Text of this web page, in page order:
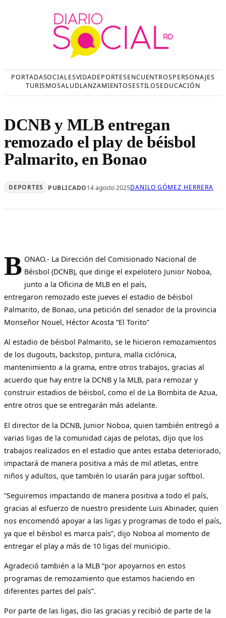
PORTADASOCIALESVIDADEPORTESENCUENTROSPERSONAJES
TURISMOSALUDLANZAMIENTOSESTILOSEDUCACIÓN
DCNB y MLB entregan
remozado el play de béisbol
Palmarito, en Bonao
DEPORTES PUBLICADO14 agosto 2025DANILO GÓMEZ HERRERA
B ONAO.- La Dirección del Comisionado Nacional de
Béisbol (DCNB), que dirige el expelotero Junior Noboa,
junto a la Oficina de MLB en el país,
entregaron remozado este jueves el estadio de béisbol
Palmarito, de Bonao, una petición del senador de la provincia
Monseñor Nouel, Héctor Acosta “El Torito”
Al estadio de béisbol Palmarito, se le hicieron remozamientos
de los dugouts, backstop, pintura, malla ciclónica,
mantenimiento a la grama, entre otros trabajos, gracias al
acuerdo que hay entre la DCNB y la MLB, para remozar y
construir estadios de béisbol, como el de La Bombita de Azua,
entre otros que se entregarán más adelante.
El director de la DCNB, Junior Noboa, quien también entregó a
varias ligas de la comunidad cajas de pelotas, dijo que los
trabajos realizados en el estadio que antes estaba deteriorado,
impactará de manera positiva a más de mil atletas, entre
niños y adultos, que también lo usarán para jugar softbol.
“Seguiremos impactando de manera positiva a todo el país,
gracias al esfuerzo de nuestro presidente Luis Abinader, quien
nos encomendó apoyar a las ligas y programas de todo el país,
ya que el béisbol es marca país”, dijo Noboa al momento de
entregar el play a más de 10 ligas del municipio.
Agradeció también a la MLB “por apoyarnos en estos
programas de remozamiento que estamos haciendo en
diferentes partes del país”.
Por parte de las ligas, dio las gracias y recibió de parte de la